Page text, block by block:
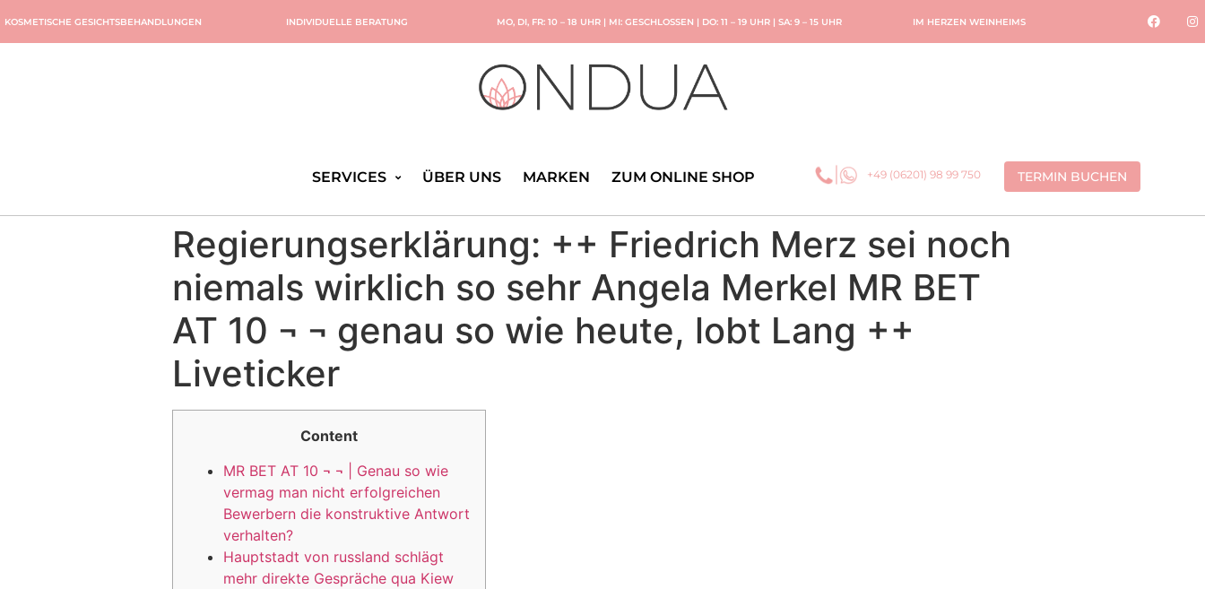
KOSMETISCHE GESICHTSBEHANDLUNGEN INDIVIDUELLE BERATUNG MO, DI, FR: 10 – 18 UHR | MI: GESCHLOSSEN | DO: 11 – 19 UHR | SA: 9 – 15 UHR IM HERZEN WEINHEIMS
SERVICES ÜBER UNS MARKEN ZUM ONLINE SHOP +49 (06201) 98 99 750 TERMIN BUCHEN
Regierungserklärung: ++ Friedrich Merz sei noch
niemals wirklich so sehr Angela Merkel MR BET
AT 10 ¬ ¬ genau so wie heute, lobt Lang ++
Liveticker
Content
MR BET AT 10 ¬ ¬ | Genau so wie
vermag man nicht erfolgreichen
Bewerbern die konstruktive Antwort
verhalten?
Hauptstadt von russland schlägt
mehr direkte Gespräche qua Kiew